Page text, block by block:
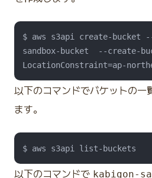
$ aws s3api create-bucket
sandbox-bucket  --create-
以下のコマンドでバケットの一
ます。
以下のコマンドで kabigon-